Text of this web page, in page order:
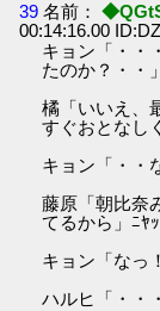
39 名前：
00:14:16.00
キョン「・・
たのか？・・」
橘「いいえ、
すぐおとなし
キョン「・・
藤原「朝比奈
てるから」ﾆﾔｯ
キョン「なっ
ハルヒ「・・